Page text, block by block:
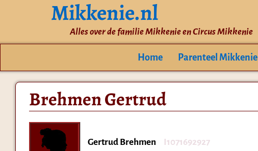
Mikkenie.nl
Alles over de familie Mikkenie en Circus Mikkenie
Home Parenteel Mikkenie
Brehmen Gertrud
Gertrud Brehmen I1071692927